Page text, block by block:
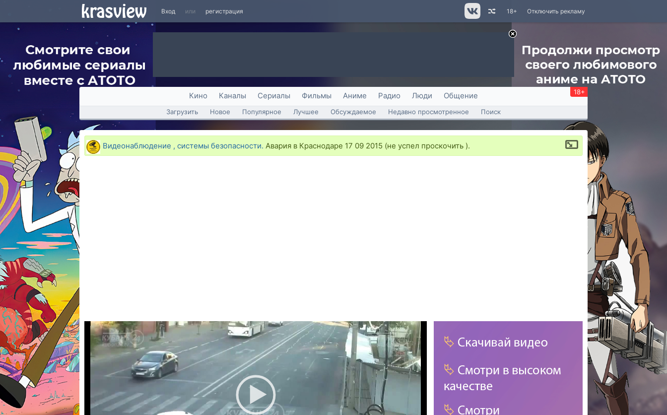
Вход или регистрация Отключить рекламу
18+
Кино Каналы Сериалы Фильмы Аниме Радио Люди Общение 18+
Загрузить Новое Популярное Лучшее Обсуждаемое Недавно просмотренное Поиск
Видеонаблюдение , системы безопасности. Авария в Краснодаре 17 09 2015 (не успел проскочить ).